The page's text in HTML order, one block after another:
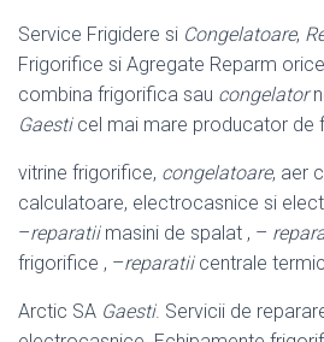
Service Frigidere si Congelatoare,
Frigorifice si Agregate Reparm
combina frigorifica sau congelator
Gaesticel mai mare producator de
vitrine frigorifice, congelatoare, aer
calculatoare, electrocasnice si
–reparatiimasini de spalat , –
frigorifice , –reparatiicentrale
Arctic SA Gaesti. Servicii de